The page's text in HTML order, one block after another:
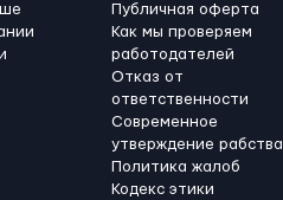
Публичная оферта
Как мы проверяем
работодателей
Отказ от
ответственности
Современное
утверждение рабства
Политика жалоб
Кодекс этики